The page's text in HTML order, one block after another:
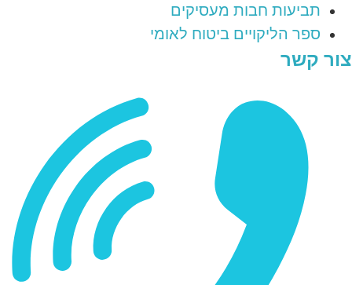
תביעות חבות מעסיקים
ספר הליקויים ביטוח לאומי
צור קשר